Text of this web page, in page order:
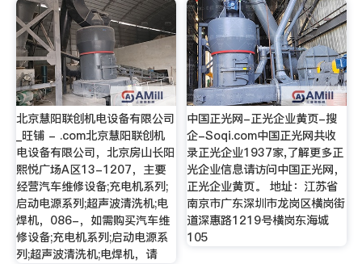
北京慧阳联创机电设备有限公司
_旺铺 - .com北京慧阳联创机
电设备有限公司，北京房山长阳
熙悦广场A区13-1207，主要
经营汽车维修设备;充电机系列;
启动电源系列;超声波清洗机;电
焊机，086-，如需购买汽车维
修设备;充电机系列;启动电源系
列;超声波清洗机;电焊机，请
中国正光网-正光企业黄页-搜
企-Soqi.com中国正光网共收
录正光企业1937家,了解更多正
光企业信息请访问中国正光网，
正光企业黄页。 地址：江苏省
南京市广东深圳市龙岗区横岗街
道深惠路1219号横岗东海城
105